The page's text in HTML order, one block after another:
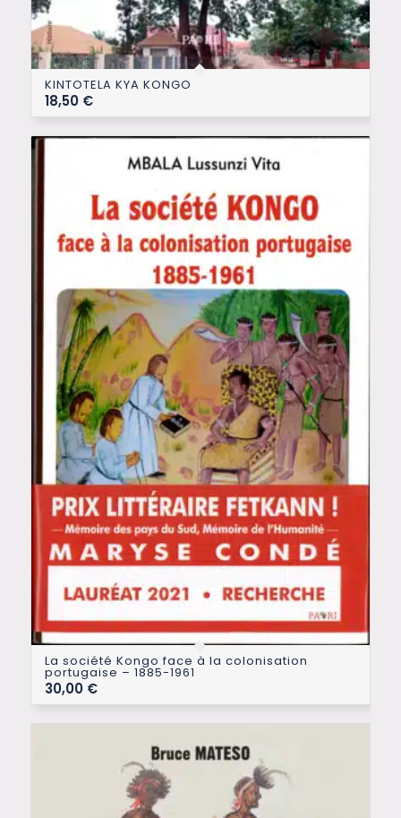
KINTOTELA KYA KONGO
18,50 €
La société Kongo face à la colonisation
portugaise – 1885-1961
30,00 €